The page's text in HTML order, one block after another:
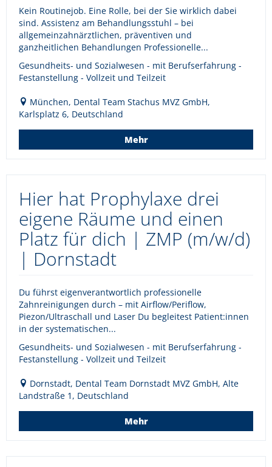
Kein Routinejob. Eine Rolle, bei der Sie wirklich dabei
sind. Assistenz am Behandlungsstuhl – bei
allgemeinzahnärztlichen, präventiven und
ganzheitlichen Behandlungen Professionelle...
Gesundheits- und Sozialwesen - mit Berufserfahrung -
Festanstellung - Vollzeit und Teilzeit
München, Dental Team Stachus MVZ GmbH,
Karlsplatz 6, Deutschland
Mehr
Hier hat Prophylaxe drei
eigene Räume und einen
Platz für dich | ZMP (m/w/d)
| Dornstadt
Du führst eigenverantwortlich professionelle
Zahnreinigungen durch – mit Airflow/Periflow,
Piezon/Ultraschall und Laser Du begleitest Patient:innen
in der systematischen...
Gesundheits- und Sozialwesen - mit Berufserfahrung -
Festanstellung - Vollzeit und Teilzeit
Dornstadt, Dental Team Dornstadt MVZ GmbH, Alte
Landstraße 1, Deutschland
Mehr